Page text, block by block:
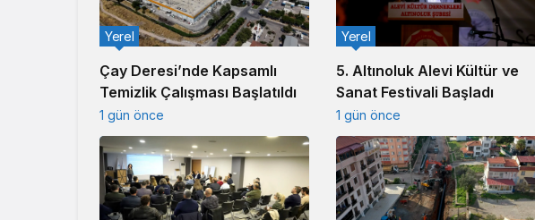
Çay Deresi’nde Kapsamlı
Temizlik Çalışması Başlatıldı
Yerel
1 gün önce
5. Altınoluk Alevi Kültür ve
Sanat Festivali Başladı
Yerel
1 gün önce